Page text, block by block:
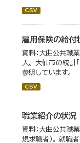
CSV
雇用保険の給付
資料：大曲公共職
入。 大仙市の統計
参照しています。
CSV
職業紹介の状況
資料：大曲公共職
規求職者）。 就職